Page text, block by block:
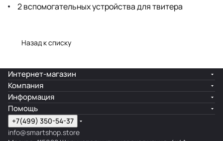
2 вспомогательных устройства для твитера
Назад к списку
Интернет-магазин
Компания
Информация
Помощь
+7(499) 350-54-37
info@smartshop.store